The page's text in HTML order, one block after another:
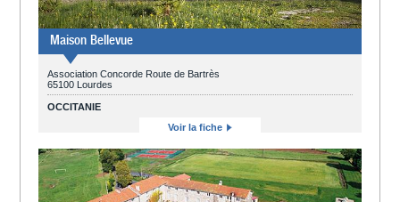
Maison Bellevue
Association Concorde Route de Bartrès
65100 Lourdes
OCCITANIE
Voir la fiche